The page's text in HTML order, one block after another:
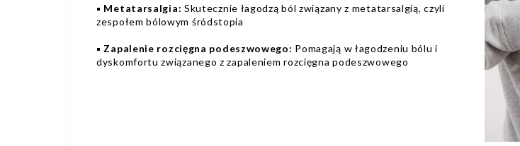
▪️ Metatarsalgia: Skutecznie łagodzą ból związany z metatarsalgią, czyli
zespołem bólowym śródstopia
▪️ Zapalenie rozcięgna podeszwowego: Pomagają w łagodzeniu bólu i
dyskomfortu związanego z zapaleniem rozcięgna podeszwowego